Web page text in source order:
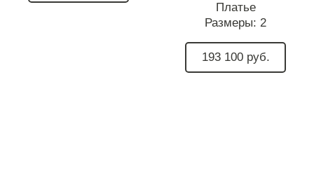
Платье
Размеры: 2
193 100 руб.